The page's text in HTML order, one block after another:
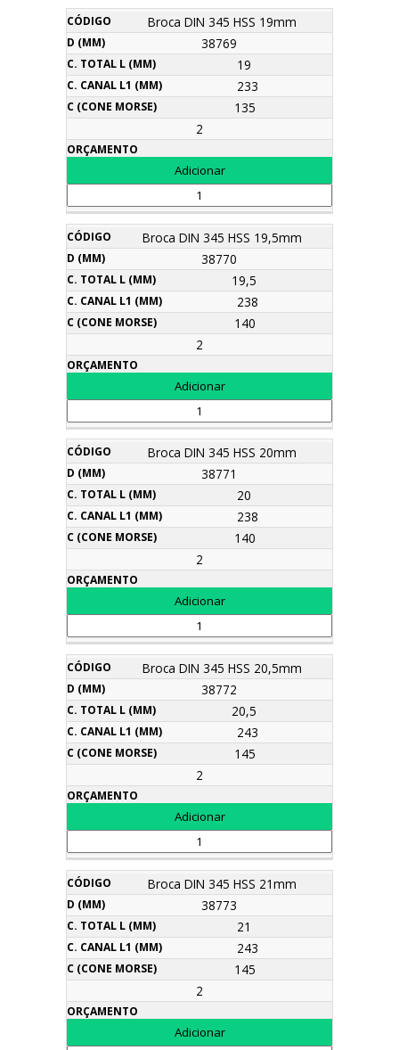
Broca DIN 345 HSS 19mm
38769
19
233
135
2
Broca DIN 345 HSS 19,5mm
38770
19,5
238
140
2
Broca DIN 345 HSS 20mm
38771
20
238
140
2
Broca DIN 345 HSS 20,5mm
38772
20,5
243
145
2
Broca DIN 345 HSS 21mm
38773
21
243
145
2